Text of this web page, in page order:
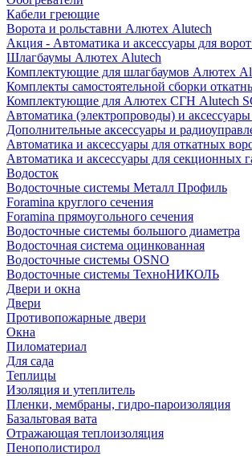
Кабели греющие
Ворота и рольставни Алютех Alutech
Акция - Автоматика и аксессуары для
Шлагбаумы Алютех Alutech
Комплектующие для шлагбаумов Алютех
Комплекты самостоятельной сборки
Комплектующие для Алютех СГН Alutech
Автоматика (электропроводы) и
Дополнительные аксессуары и
Автоматика и аксессуары для откатных
Автоматика и аксессуары для секционных
Водосток
Водосточные системы Металл Профиль
Foramina круглого сечения
Foramina прямоугольного сечения
Водосточные системы большого диаметра
Водосточная система оцинкованная
Водосточные системы OSNO
Водосточные системы ТехноНИКОЛЬ
Двери и окна
Двери
Противопожарные двери
Окна
Пиломатериал
Для сада
Теплицы
Изоляция и утеплитель
Пленки, мембраны, гидро-пароизоляция
Базальтовая вата
Отражающая теплоизоляция
Пенополистирол